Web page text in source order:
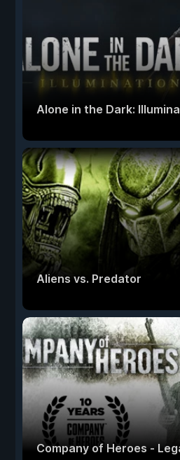
Alone in the Dark:
Aliens vs. Predator
Company of Heroes -